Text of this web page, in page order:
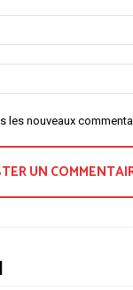
les nouveaux